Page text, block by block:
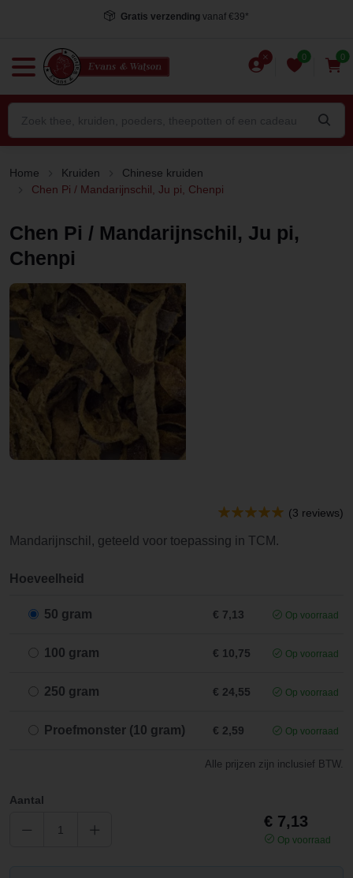
Gratis verzending vanaf €39*
0 0
Home Kruiden
Chinese kruiden
Chen Pi / Mandarijnschil, Ju pi, Chenpi
Chen Pi / Mandarijnschil, Ju pi,
Chenpi
(3 reviews)
Mandarijnschil, geteeld voor toepassing in TCM.
Hoeveelheid
50 gram € 7,13 Op voorraad
100 gram € 10,75 Op voorraad
250 gram € 24,55 Op voorraad
Proefmonster (10 gram) € 2,59 Op voorraad
Alle prijzen zijn inclusief BTW.
Aantal
€ 7,13
Op voorraad